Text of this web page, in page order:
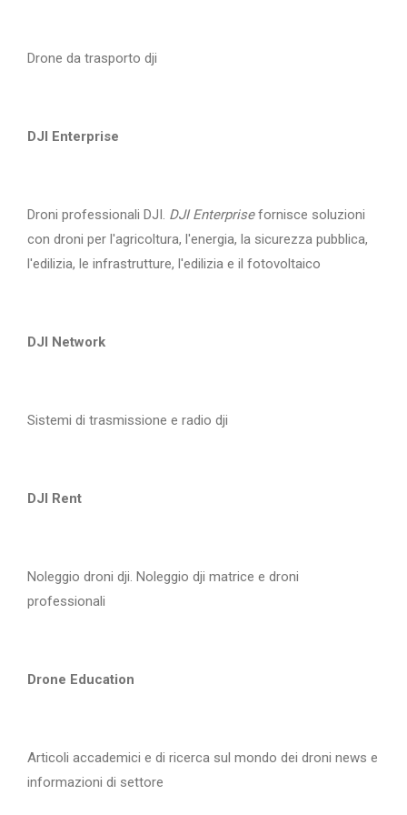
Drone da trasporto dji
DJI Enterprise
Droni professionali DJI. DJI Enterprisefornisce soluzioni
con droni per l'agricoltura, l'energia, la sicurezza pubblica,
l'edilizia, le infrastrutture, l'edilizia e il fotovoltaico
DJI Network
Sistemi di trasmissione e radio dji
DJI Rent
Noleggio droni dji. Noleggio dji matrice e droni
professionali
Drone Education
Articoli accademici e di ricerca sul mondo dei droni news e
informazioni di settore